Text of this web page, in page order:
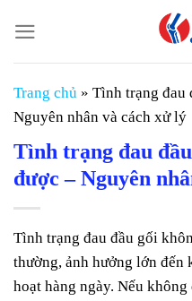
đến
nội
dung
Trang chủ » Tình trạng đau
Nguyên nhân và cách xử lý
Tình trạng đau
được – Nguyên
Tình trạng đau đầu gối
thường, ảnh hưởng lớn đến
hoạt hàng ngày. Nếu